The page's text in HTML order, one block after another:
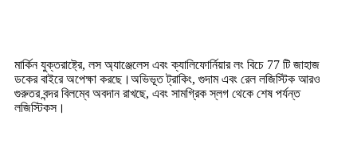
মার্কিন যুক্তরাষ্ট্রে, লস অ্যাঞ্জেলেস এবং ক্যালিফোর্নিয়ার লং বিচে 77 টি জাহাজ
ডকের বাইরে অপেক্ষা করছে।অভিভূত ট্রাকিং, গুদাম এবং রেল লজিস্টিক আরও
গুরুতর বন্দর বিলম্বে অবদান রাখছে, এবং সামগ্রিক স্লগ থেকে শেষ পর্যন্ত
লজিস্টিকস।